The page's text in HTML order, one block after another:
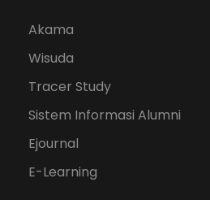
Akama
Wisuda
Tracer Study
Sistem Informasi Alumni
Ejournal
E-Learning